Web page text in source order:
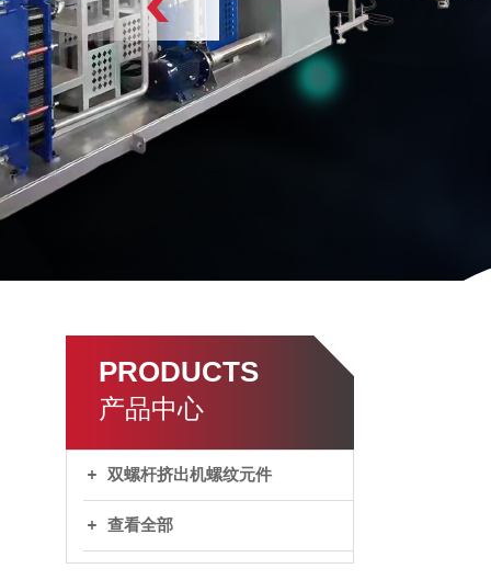
PRODUCTS
产品中心
双螺杆挤出机螺纹元件
查看全部